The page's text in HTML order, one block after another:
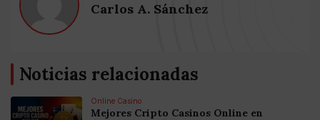
Carlos A. Sánchez
Noticias relacionadas
Online Casino
Mejores Cripto Casinos Online en